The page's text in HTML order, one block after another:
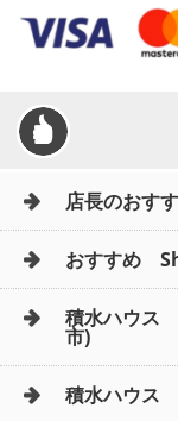
店長のおす
おすすめ
積水ハウ
市)
積水ハウ